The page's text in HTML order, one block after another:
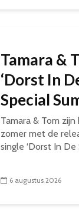
Tamara &
‘Dorst In
Special
Tamara & Tom
zomer met de
single ‘Dorst In De
6 augustus 2026